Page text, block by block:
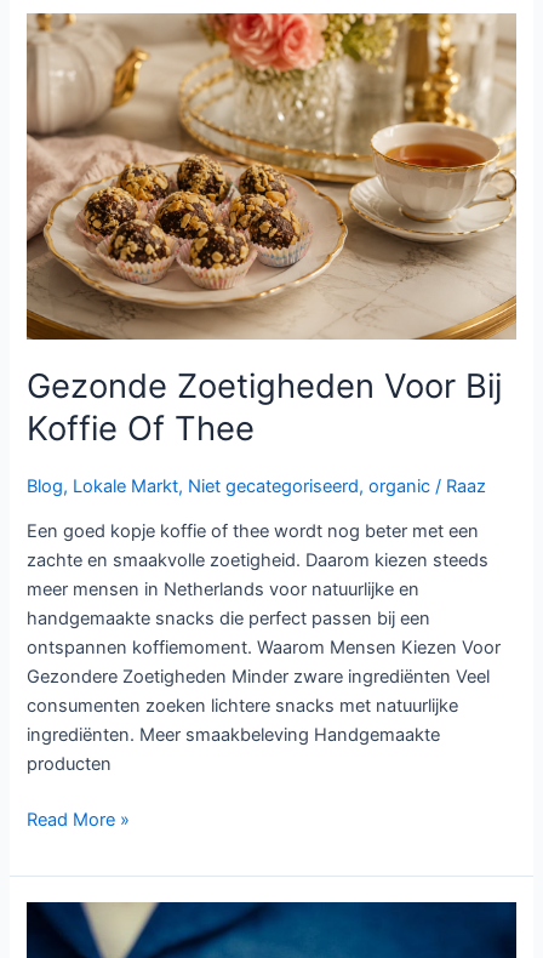
Gezonde Zoetigheden Voor Bij
Koffie Of Thee
Blog, Lokale Markt, Niet gecategoriseerd,organic / Raaz
Een goed kopje koffie of thee wordt nog beter met een
zachte en smaakvolle zoetigheid. Daarom kiezen steeds
meer mensen in Netherlands voor natuurlijke en
handgemaakte snacks die perfect passen bij een
ontspannen koffiemoment. Waarom Mensen Kiezen Voor
Gezondere Zoetigheden Minder zware ingrediënten Veel
consumenten zoeken lichtere snacks met natuurlijke
ingrediënten. Meer smaakbeleving Handgemaakte
producten
Gezonde
Zoetigheden
Voor
Bij
Koffie
Of
Thee
Read More »
Ontdek
Nieuwe